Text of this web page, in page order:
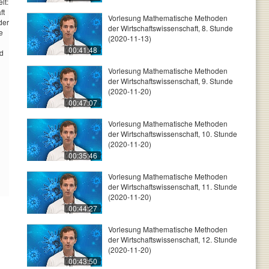
00:41:48
Vorlesung Mathematische Methoden
der Wirtschaftswissenschaft, 8. Stunde
(2020-11-13)
00:47:07
Vorlesung Mathematische Methoden
der Wirtschaftswissenschaft, 9. Stunde
(2020-11-20)
00:35:46
Vorlesung Mathematische Methoden
der Wirtschaftswissenschaft, 10. Stunde
(2020-11-20)
00:44:27
Vorlesung Mathematische Methoden
der Wirtschaftswissenschaft, 11. Stunde
(2020-11-20)
00:43:50
Vorlesung Mathematische Methoden
der Wirtschaftswissenschaft, 12. Stunde
(2020-11-20)